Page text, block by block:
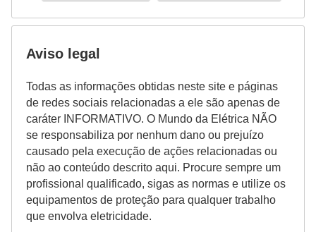
Aviso legal
Todas as informações obtidas neste site e páginas
de redes sociais relacionadas a ele são apenas de
caráter INFORMATIVO. O Mundo da Elétrica NÃO
se responsabiliza por nenhum dano ou prejuízo
causado pela execução de ações relacionadas ou
não ao conteúdo descrito aqui. Procure sempre um
profissional qualificado, sigas as normas e utilize os
equipamentos de proteção para qualquer trabalho
que envolva eletricidade.
u
m
n
t
o
s
d
e
m